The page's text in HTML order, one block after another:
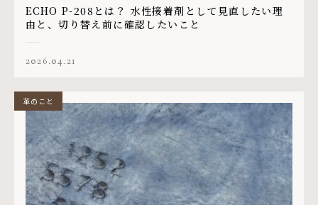
ECHO P-208とは？ 水性接着剤として見直したい理
由と、切り替え前に確認したいこと
2026.04.21
革のこと